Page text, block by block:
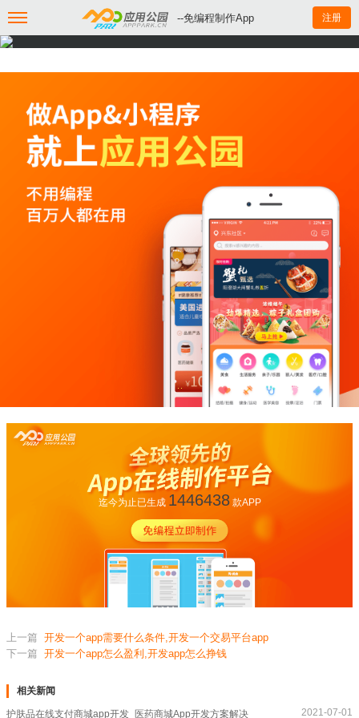
--免编程制作App 注册
迄今为止已生成 1446438款APP
上一篇 开发一个app需要什么条件,开发一个交易平台app
下一篇 开发一个app怎么盈利,开发app怎么挣钱
相关新闻
护肤品在线支付商城app开发_医药商城App开发方案解决 2021-07-01